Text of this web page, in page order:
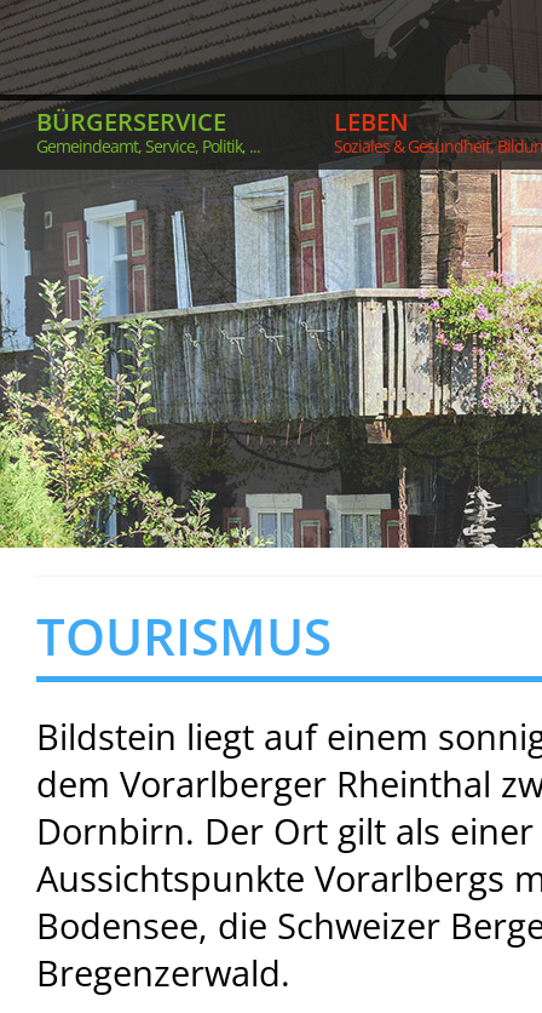
BÜRGERSERVICE
Gemeindeamt, Service, Politik, ...
LEBEN
Soziales & Gesundheit,
TOURISMUS
Bildstein liegt auf einem
dem Vorarlberger Rheinthal
Dornbirn. Der Ort gilt als
Aussichtspunkte Vorarlbergs
Bodensee, die Schweizer
Bregenzerwald.